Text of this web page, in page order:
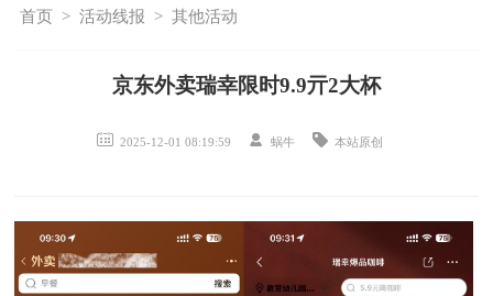
首页 >活动线报 >其他活动
京东外卖瑞幸限时9.9亓2大杯
2025-12-01 08:19:59 蜗牛 本站原创